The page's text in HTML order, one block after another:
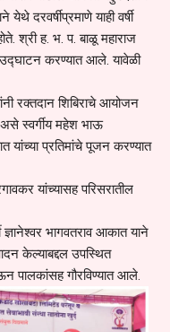
येथे दरवर्षीप्रमाणे याही वर्षी
श्री ह. भ. प. बाळू महाराज
उद्घाटन करण्यात आले. यावेळी
रक्तदान शिबिराचे आयोजन
स्वर्गीय महेश भाऊ
यांच्या प्रतिमांचे पूजन करण्यात
यांच्यासह परिसरातील
ज्ञानेश्वर भागवतराव आकात याने
केल्याबद्दल उपस्थित
पालकांसह गौरविण्यात आले.